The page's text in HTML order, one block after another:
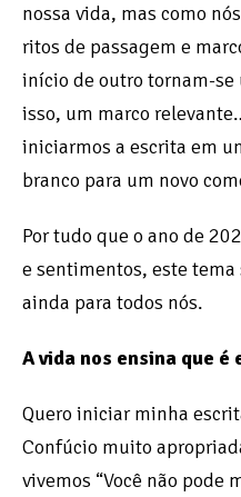
nossa vida, mas como
ritos de passagem e
início de outro tornam-
isso, um marco
iniciarmos a escrita em
branco para um novo
Por tudo que o ano de
e sentimentos, este
ainda para todos nós.
A vida nos ensina que é
Quero iniciar minha
Confúcio muito
vivemos “Você não pode